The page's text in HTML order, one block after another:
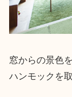
窓からの景色
ハンモックを